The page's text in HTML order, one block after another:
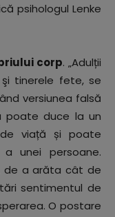
psihologul Lenke
corp. „Adulții
tinerele fete, se
versiunea falsă
poate duce la un
viață și poate
unei persoane.
de a arăta cât de
sentimentul de
O postare